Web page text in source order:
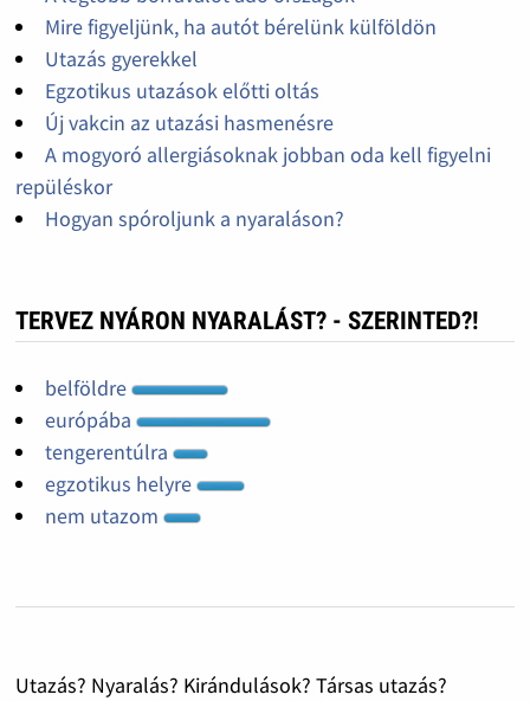
Mire figyeljünk, ha autót bérelünk külföldön
Utazás gyerekkel
Egzotikus utazások előtti oltás
Új vakcin az utazási hasmenésre
A mogyoró allergiásoknak jobban oda kell figyelni
repüléskor
Hogyan spóroljunk a nyaraláson?
TERVEZ NYÁRON NYARALÁST? - SZERINTED?!
belföldre
európába
tengerentúlra
egzotikus helyre
nem utazom
Utazás? Nyaralás? Kirándulások? Társas utazás?